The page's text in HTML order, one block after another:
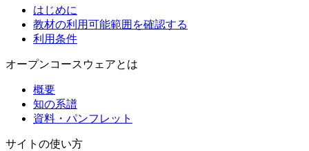
はじめに
教材の利用可能範囲を確認する
利用条件
オープンコースウェアとは
概要
知の系譜
資料・パンフレット
サイトの使い方